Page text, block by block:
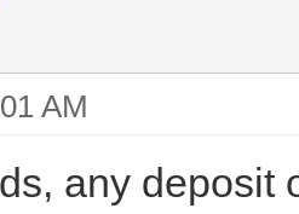
AM
any deposit